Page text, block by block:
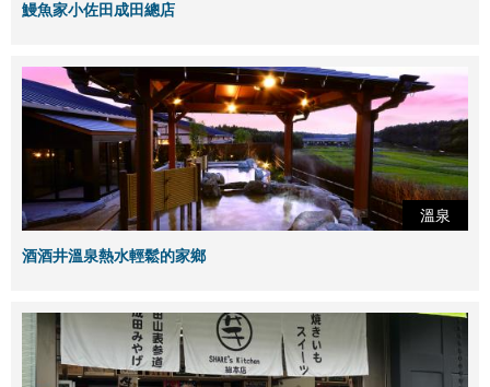
鰻魚家小佐田成田總店
溫泉
酒酒井溫泉熱水輕鬆的家鄉